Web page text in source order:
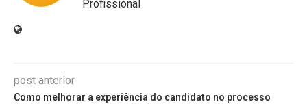
Profissional
post anterior
Como melhorar a experiência do candidato no processo